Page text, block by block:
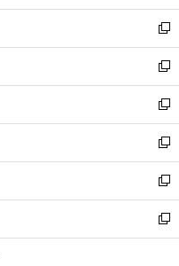
開
く
ウ
で
開
く
ン
ド
ウ
で
開
く
新
し
い
ウ
ィ
ン
ド
ウ
で
開
く
新
し
い
ウ
ィ
ン
ド
ウ
で
開
新
し
い
ウ
ィ
ン
ド
ウ
新
し
い
ウ
ィ
ン
新
し
い
ウ
新
し